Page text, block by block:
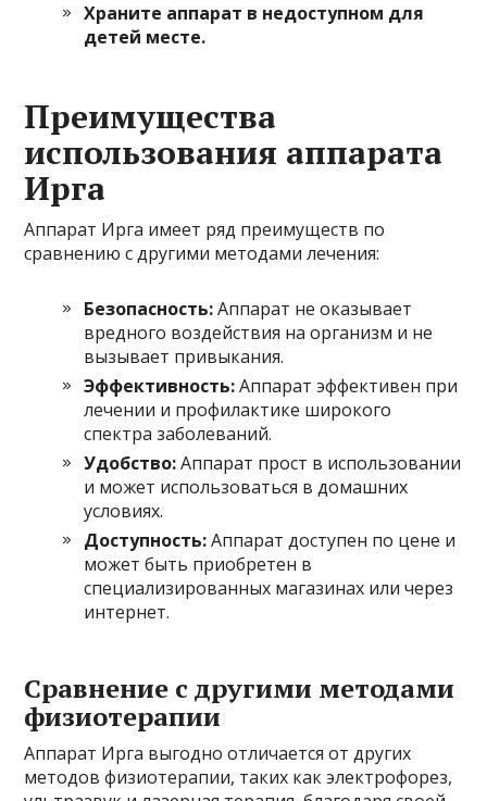
Храните аппарат в недоступном для
детей месте.
Преимущества
использования аппарата
Ирга
Аппарат Ирга имеет ряд преимуществ по
сравнению с другими методами лечения:
Безопасность:Аппарат не оказывает
вредного воздействия на организм и не
вызывает привыкания.
Эффективность:Аппарат эффективен при
лечении и профилактике широкого
спектра заболеваний.
Удобство:Аппарат прост в использовании
и может использоваться в домашних
условиях.
Доступность:Аппарат доступен по цене и
может быть приобретен в
специализированных магазинах или через
интернет.
Сравнение с другими методами
физиотерапии
Аппарат Ирга выгодно отличается от других
методов физиотерапии, таких как электрофорез,